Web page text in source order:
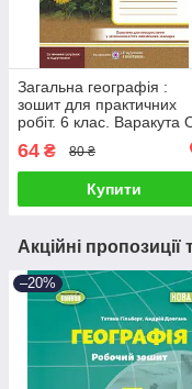
Загальна географія :
зошит для практичних
робіт. 6 клас. Варакута
64 ₴ 80 ₴
Купити
Акційні пропозиції
–20%